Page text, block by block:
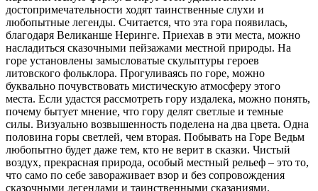
достопримечательности ходят таинственные слухи и
любопытные легенды. Считается, что эта гора появилась,
благодаря Великанше Неринге. Приехав в эти места, можно
насладиться сказочными пейзажами местной природы. На
горе установлены замысловатые скульптуры героев
литовского фольклора. Прогуливаясь по горе, можно
буквально почувствовать мистическую атмосферу этого
места. Если удастся рассмотреть гору издалека, можно понять,
почему бытует мнение, что гору делят светлые и темные
силы. Визуально возвышенность поделена на два цвета. Одна
половина горы светлей, чем вторая. Побывать на Горе Ведьм
любопытно будет даже тем, кто не верит в сказки. Чистый
воздух, прекрасная природа, особый местный рельеф – это то,
что само по себе завораживает взор и без сопровождения
сказочными легендами и таинственными сказаниями.